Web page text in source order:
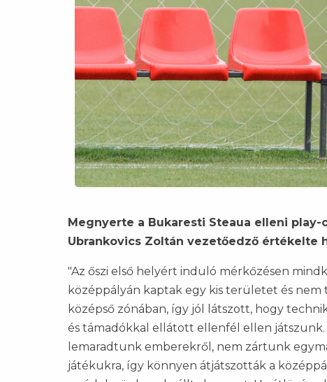
Megnyerte a Bukaresti Steaua elleni play-
Ubrankovics Zoltán vezetőedző értékelte
"Az őszi első helyért induló mérkőzésen
középpályán kaptak egy kis területet és
középső zónában, így jól látszott, hogy
és támadókkal ellátott ellenfél ellen
lemaradtunk emberekről, nem zártunk
játékukra, így könnyen átjátszották a